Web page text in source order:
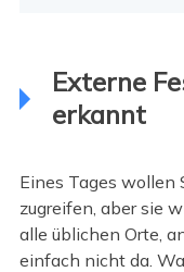
Externe
erkannt
Eines Tages wollen
zugreifen, aber sie
alle üblichen Orte,
einfach nicht da.